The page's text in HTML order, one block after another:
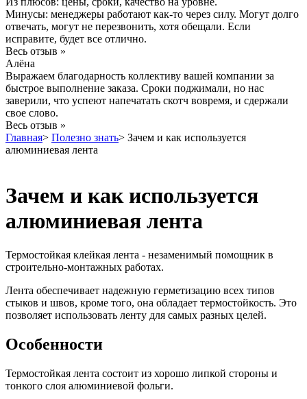
Минусы: менеджеры работают как-то через силу. Могут долго
отвечать, могут не перезвонить, хотя обещали. Если
исправите, будет все отлично.
Весь отзыв »
Алёна
Выражаем благодарность коллективу вашей компании за
быстрое выполнение заказа. Сроки поджимали, но нас
заверили, что успеют напечатать скотч вовремя, и сдержали
свое слово.
Весь отзыв »
Главная> Полезно знать> Зачем и как используется
алюминиевая лента
Зачем и как используется
алюминиевая лента
Термостойкая клейкая лента - незаменимый помощник в
строительно-монтажных работах.
Лента обеспечивает надежную герметизацию всех типов
стыков и швов, кроме того, она обладает термостойкость. Это
позволяет использовать ленту для самых разных целей.
Особенности
Термостойкая лента состоит из хорошо липкой стороны и
тонкого слоя алюминиевой фольги.